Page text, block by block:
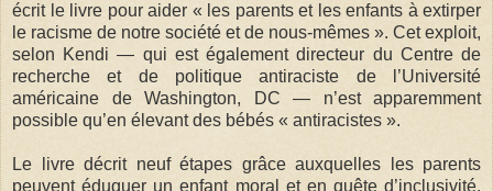
écrit le livre pour aider « les parents et les enfants à extirper
le racisme de notre société et de nous-mêmes ». Cet exploit,
selon Kendi — qui est également directeur du Centre de
recherche et de politique antiraciste de l’Université
américaine de Washington, DC — n’est apparemment
possible qu’en élevant des bébés « antiracistes ».
Le livre décrit neuf étapes grâce auxquelles les parents
peuvent éduquer un enfant moral et en quête d’inclusivité.